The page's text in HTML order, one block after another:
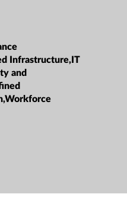
Infrastructure,IT
and